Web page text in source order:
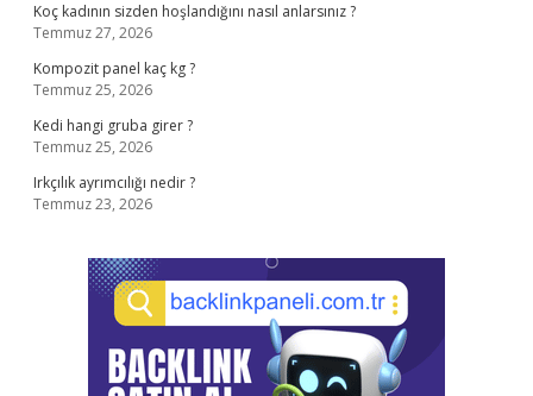
Koç kadının sizden hoşlandığını nasıl anlarsınız ?
Temmuz 27, 2026
Kompozit panel kaç kg ?
Temmuz 25, 2026
Kedi hangi gruba girer ?
Temmuz 25, 2026
Irkçılık ayrımcılığı nedir ?
Temmuz 23, 2026